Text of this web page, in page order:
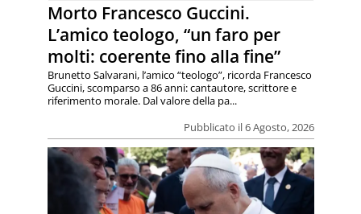
Morto Francesco Guccini.
L’amico teologo, “un faro per
molti: coerente fino alla fine”
Pubblicato il 6 Agosto, 2026
Brunetto Salvarani, l’amico “teologo”, ricorda Francesco
Guccini, scomparso a 86 anni: cantautore, scrittore e
riferimento morale. Dal valore della pa...